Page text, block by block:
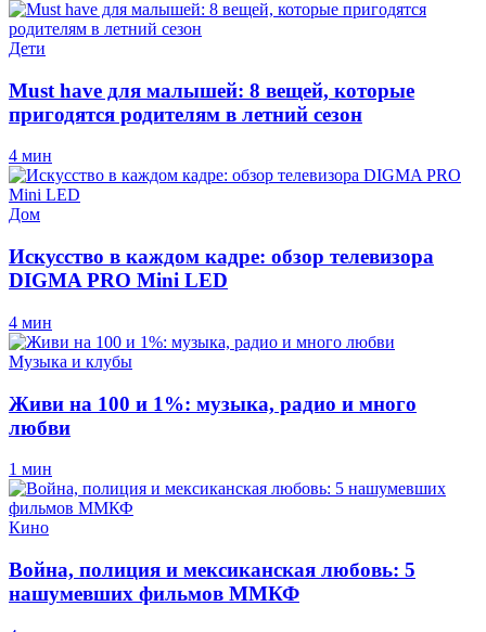
Дети
Must have для малышей: 8 вещей, которые
пригодятся родителям в летний сезон
4 мин
Дом
Искусство в каждом кадре: обзор телевизора
DIGMA PRO Mini LED
4 мин
Музыка и клубы
Живи на 100 и 1%: музыка, радио и много
любви
1 мин
Кино
Война, полиция и мексиканская любовь: 5
нашумевших фильмов ММКФ